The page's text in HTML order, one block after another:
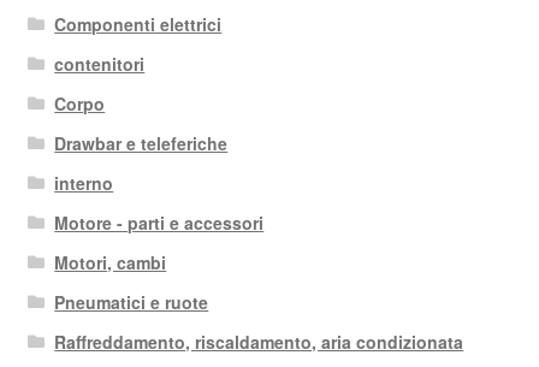
Componenti elettrici
contenitori
Corpo
Drawbar e teleferiche
interno
Motore - parti e accessori
Motori, cambi
Pneumatici e ruote
Raffreddamento, riscaldamento, aria condizionata